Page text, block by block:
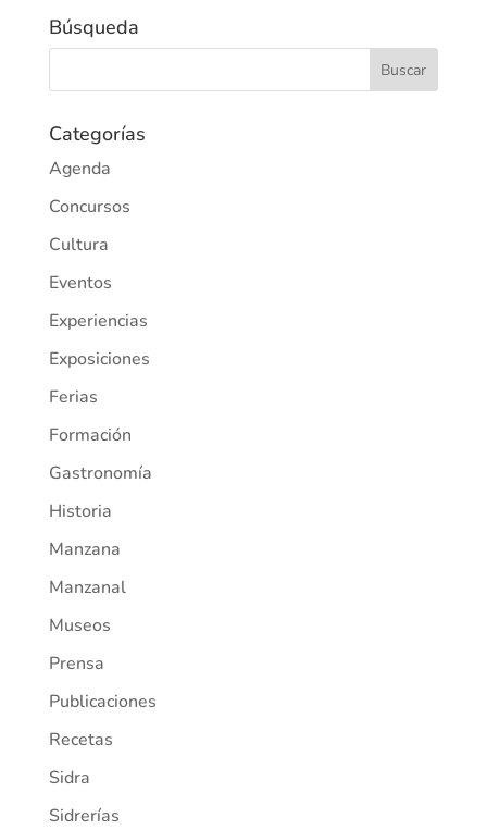
Búsqueda
Categorías
Agenda
Concursos
Cultura
Eventos
Experiencias
Exposiciones
Ferias
Formación
Gastronomía
Historia
Manzana
Manzanal
Museos
Prensa
Publicaciones
Recetas
Sidra
Sidrerías